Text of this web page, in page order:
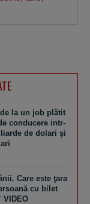
la un job plătit
conducere intr-
de dolari şi
Care este ţara
cu bilet
VIDEO